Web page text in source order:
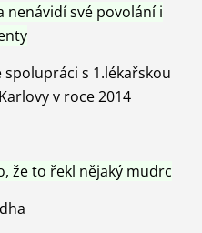
nenávidí své povolání i
spolupráci s 1.lékařskou
v roce 2014
že to řekl nějaký mudrc